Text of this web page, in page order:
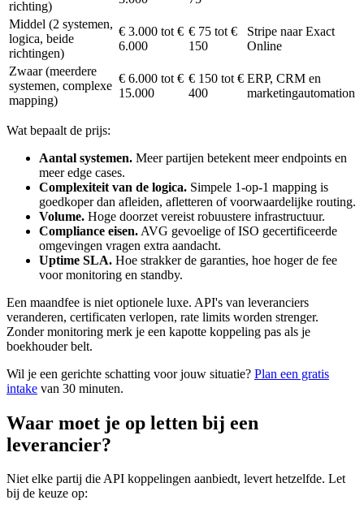
richting)
Middel (2 systemen,
logica, beide
richtingen)
€ 3.000 tot €
6.000
€ 75 tot €
150
Stripe naar Exact
Online
Zwaar (meerdere
systemen, complexe
mapping)
€ 6.000 tot €
15.000
€ 150 tot €
400
ERP, CRM en
marketingautomation
Wat bepaalt de prijs:
Aantal systemen. Meer partijen betekent meer endpoints en
meer edge cases.
Complexiteit van de logica. Simpele 1-op-1 mapping is
goedkoper dan afleiden, afletteren of voorwaardelijke routing.
Volume. Hoge doorzet vereist robuustere infrastructuur.
Compliance eisen. AVG gevoelige of ISO gecertificeerde
omgevingen vragen extra aandacht.
Uptime SLA. Hoe strakker de garanties, hoe hoger de fee
voor monitoring en standby.
Een maandfee is niet optionele luxe. API's van leveranciers
veranderen, certificaten verlopen, rate limits worden strenger.
Zonder monitoring merk je een kapotte koppeling pas als je
boekhouder belt.
Wil je een gerichte schatting voor jouw situatie? Plan een gratis
intake van 30 minuten.
Waar moet je op letten bij een
leverancier?
Niet elke partij die API koppelingen aanbiedt, levert hetzelfde. Let
bij de keuze op: